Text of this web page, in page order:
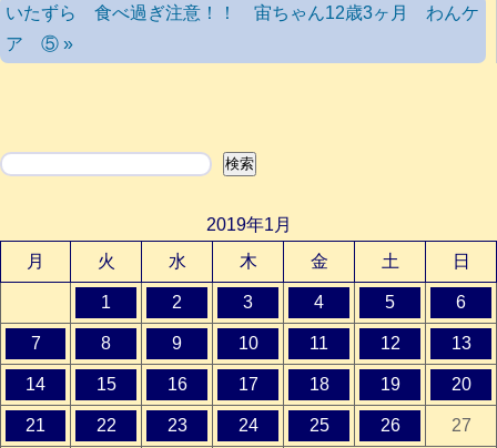
いたずら 食べ過ぎ注意！！ 宙ちゃん12歳3ヶ月 わんケ
ア ⑤ »
検索 検索
2019年1月
月
火 水 木 金 土 日
1 2 3 4 5 6
7 8 9 10 11 12 13
14 15 16 17 18 19 20
21 22 23 24 25 26 27